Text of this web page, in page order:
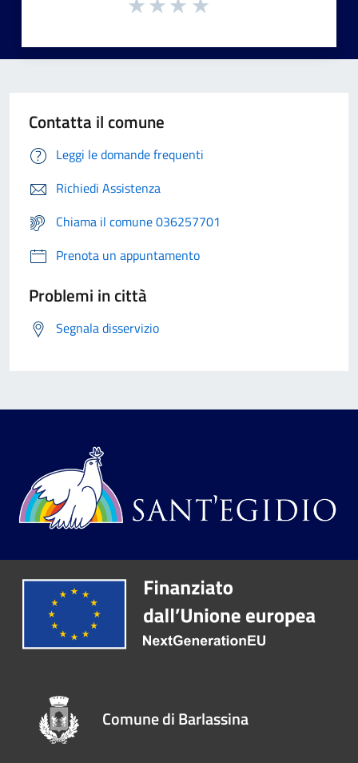
Contatta il comune
Leggi le domande frequenti
Richiedi Assistenza
Chiama il comune 036257701
Prenota un appuntamento
Problemi in città
Segnala disservizio
Comune di Barlassina